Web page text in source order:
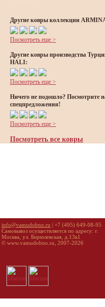
Другие ковры коллекции
Посмотреть еще >
Другие ковры производства
HALI:
Посмотреть еще >
Ничего не подошло? Посмотрите
спецпредложения!
Посмотреть еще >
Посмотреть все ковры
info@vamudobno.ru | +7 (495) 649-08-95
Самовывоз осуществляется по адресу: г.
Москва, ул. Бирюлевская, д.13к1
© www.vamudobno.ru, 2007-2026